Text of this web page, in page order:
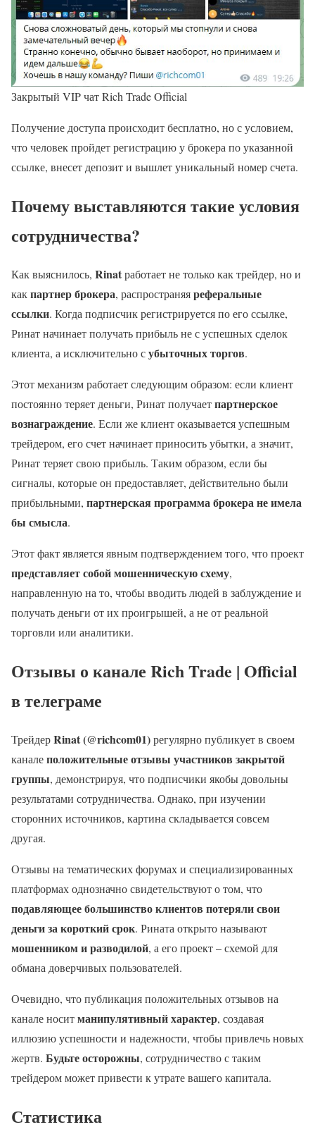
Закрытый VIP чат Rich Trade Official
Получение доступа происходит бесплатно, но с условием,
что человек пройдет регистрацию у брокера по указанной
ссылке, внесет депозит и вышлет уникальный номер счета.
Почему выставляются такие условия
сотрудничества?
Как выяснилось, Rinatработает не только как трейдер, но и
какпартнер брокера, распространяяреферальные
ссылки. Когда подписчик регистрируется по его ссылке,
Ринат начинает получать прибыль не с успешных сделок
клиента, а исключительно субыточных торгов.
Этот механизм работает следующим образом: если клиент
постоянно теряет деньги, Ринат получаетпартнерское
вознаграждение. Если же клиент оказывается успешным
трейдером, его счет начинает приносить убытки, а значит,
Ринат теряет свою прибыль. Таким образом, если бы
сигналы, которые он предоставляет, действительно были
прибыльными, партнерская программа брокера не имела
бы смысла.
Этот факт является явным подтверждением того, что проект
представляет собой мошенническую схему,
направленную на то, чтобы вводить людей в заблуждение и
получать деньги от их проигрышей, а не от реальной
торговли или аналитики.
Отзывы о канале Rich Trade | Official
в телеграме
ТрейдерRinat (@richcom01)регулярно публикует в своем
каналеположительные отзывы участников закрытой
группы, демонстрируя, что подписчики якобы довольны
результатами сотрудничества. Однако, при изучении
сторонних источников, картина складывается совсем
другая.
Отзывы на тематических форумах и специализированных
платформах однозначно свидетельствуют о том, что
подавляющее большинство клиентов потеряли свои
деньги за короткий срок. Рината открыто называют
мошенником и разводилой, а его проект – схемой для
обмана доверчивых пользователей.
Очевидно, что публикация положительных отзывов на
канале носитманипулятивный характер, создавая
иллюзию успешности и надежности, чтобы привлечь новых
жертв. Будьте осторожны, сотрудничество с таким
трейдером может привести к утрате вашего капитала.
Статистика